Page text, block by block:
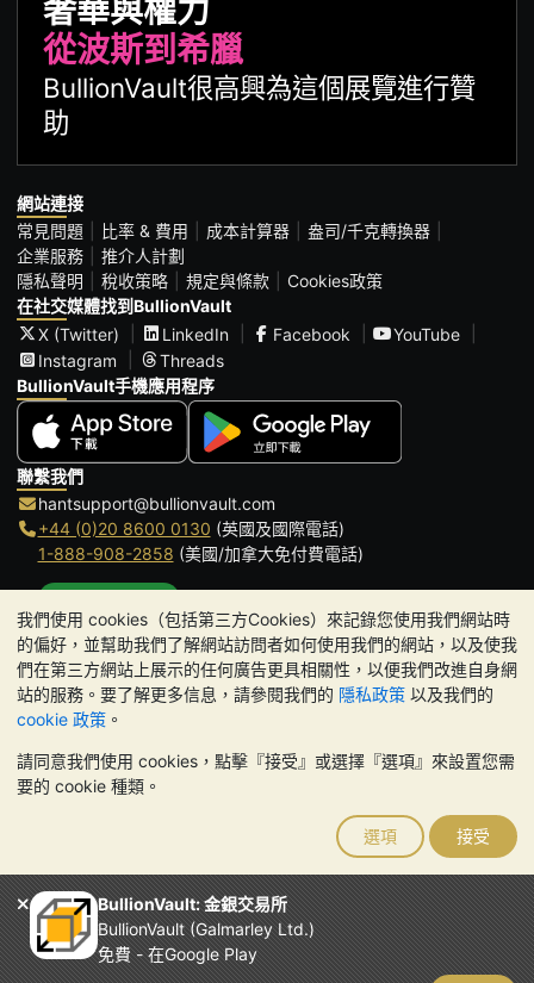
我們使用 cookies（包括第三方Cookies）來記錄您使用我們網站時
的偏好，並幫助我們了解網站訪問者如何使用我們的網站，以及使我
們在第三方網站上展示的任何廣告更具相關性，以便我們改進自身網
站的服務。要了解更多信息，請參閱我們的 隱私政策 以及我們的
cookie 政策 。
請同意我們使用 cookies，點擊『接受』或選擇『選項』來設置您需
要的 cookie 種類。
選項 接受
BullionVault: 金銀交易所
BullionVault (Galmarley Ltd.)
免費 - 在Google Play
奢華與權力
從波斯到希臘
BullionVault很高興為這個展覽進行贊
助
網站連接
常見問題
比率 & 費用 成本計算器
盎司/千克轉換器
企業服務
推介人計劃
隱私聲明
稅收策略 規定與條款
Cookies政策
在社交媒體找到BullionVault
X (Twitter)
LinkedIn Facebook
YouTube
Instagram
Threads
BullionVault手機應用程序
聯繫我們
hantsupport@bullionvault.com
+44 (0)20 8600 0130 (英國及國際電話)
1-888-908-2858 (美國/加拿大免付費電話)
辦公時間:
9am to 8:30pm (英國時間), 周一至周五
Galmarley Ltd T/A BullionVault
3 Shortlands (7th Floor)
London
W6 8DA
貴金屬的價值可能下跌也可能上漲。歷史趨勢不能保證未來
的價格走勢。BullionVault 網站及其任何通訊中的任何內容均不構成
投資建議。您應該考慮尋求專業建議，以確定投資並持有金條是否適
合您。
Galmarley Ltd，以 BullionVault 名義進行交易，在英格蘭和威爾斯
註冊，註冊號碼：4943684